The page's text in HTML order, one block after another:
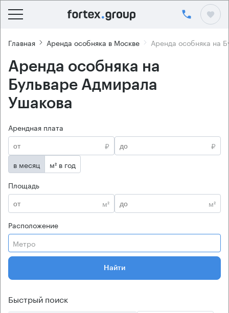
Главная Аренда особняка в Москве Аренда особняка на
Аренда особняка на
Бульваре Адмирала
Ушакова
Арендная плата
₽
₽
в месяц
м² в год
Площадь
м²
м²
Расположение
Метро
Найти
Быстрый поиск